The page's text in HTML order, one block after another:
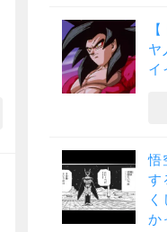
ヤ
イ
悟
す
か